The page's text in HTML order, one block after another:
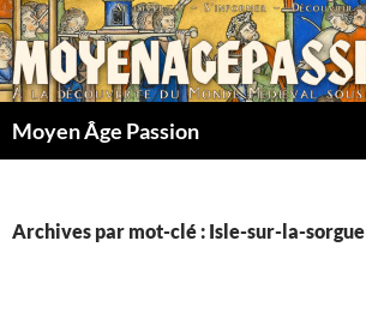
Aller
au
contenu
Moyen Âge Passion
Archives par mot-clé : Isle-sur-la-sorgue